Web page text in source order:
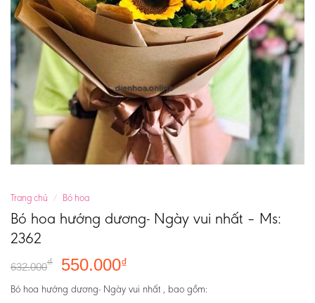
Trang chủ / Bó hoa
Bó hoa hướng dương- Ngày vui nhất – Ms:
2362
632.000₫ 550.000₫
Bó hoa hướng dương- Ngày vui nhất , bao gồm: